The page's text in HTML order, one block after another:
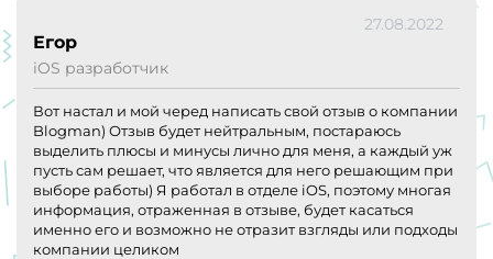
27.08.2022
Егор
iOS разработчик
Вот настал и мой черед написать свой отзыв о компании
Blogman) Отзыв будет нейтральным, постараюсь
выделить плюсы и минусы лично для меня, а каждый уж
пусть сам решает, что является для него решающим при
выборе работы) Я работал в отделе iOS, поэтому многая
информация, отраженная в отзыве, будет касаться
именно его и возможно не отразит взгляды или подходы
компании целиком